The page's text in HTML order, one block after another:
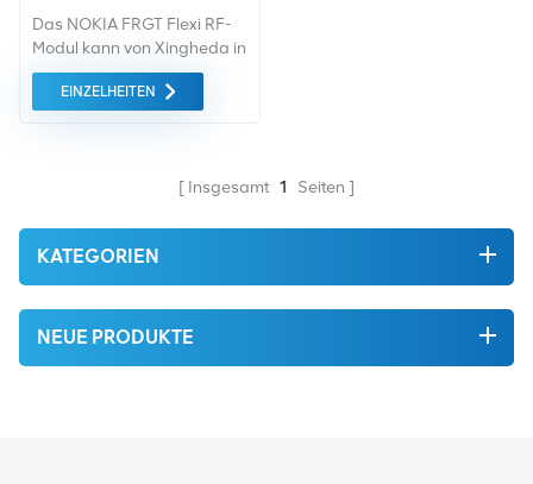
Das NOKIA FRGT Flexi RF-
Modul kann von Xingheda in
guter Qualität geliefert
werden niedriger Preis,
EINZELHEITEN
Insgesamt 1 Seiten
KATEGORIEN
NEUE PRODUKTE